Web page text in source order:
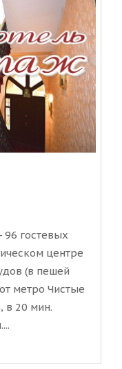
гостевых
центре
(в пешей
метро Чистые
в 20 мин.